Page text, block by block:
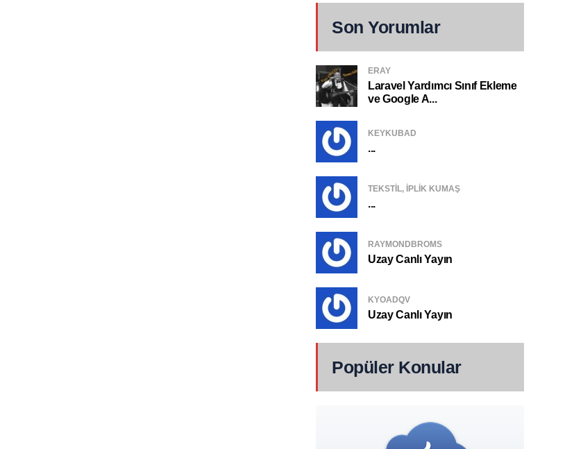
Son Yorumlar
ERAY
Laravel Yardımcı Sınıf Ekleme
ve Google A...
KEYKUBAD
...
TEKSTIL, IPLIK KUMAŞ
...
RAYMONDBROMS
Uzay Canlı Yayın
KYOADQV
Uzay Canlı Yayın
Popüler Konular